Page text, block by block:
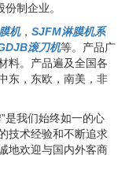
制企业。
机， SJFM淋膜机系
滚刀机等。产品广
料。产品遍及全国各
东，东欧，南美，非
是我们始终如一的心
技术经验和不断追求
地欢迎与国内外客商